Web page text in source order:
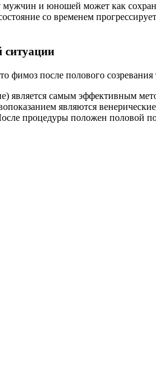
и юношей может как
со временем
ситуации
фимоз после полового
является самым эффективным
являются
процедуры положен половой